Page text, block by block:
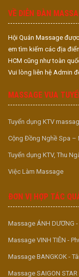
VỀ DIỄN ĐÀN
Hội Quán Massage
em tìm kiếm các địa
HCM cũng như toàn
Vui lòng liên hệ Admin
MASSAGE VUA
Tuyển dụng KTV
Cộng Đồng Nghề Spa –
Tuyển dụng KTV, Thu
Việc Làm Massage
ĐƠN VỊ HỢP TÁC
Massage ÁNH DƯƠNG -
Massage VINH TIÊN -
Massage BANGKOK -
Massage SAIGON